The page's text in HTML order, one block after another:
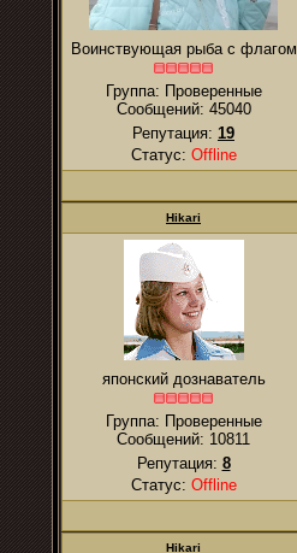
Воинствующая рыба с флагом
Группа: Проверенные
Сообщений: 45040
Репутация: 19
Статус: Offline
Hikari
японский дознаватель
Группа: Проверенные
Сообщений: 10811
Репутация: 8
Статус: Offline
Hikari